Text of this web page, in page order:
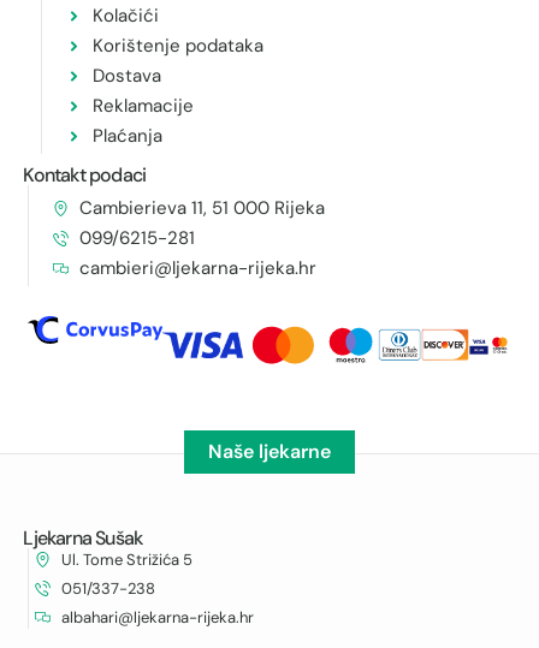
Kolačići
Korištenje podataka
Dostava
Reklamacije
Plaćanja
Kontakt podaci
Cambierieva 11, 51 000 Rijeka
099/6215-281
cambieri@ljekarna-rijeka.hr
Naše ljekarne
Ljekarna Sušak
Ul. Tome Strižića 5
051/337-238
albahari@ljekarna-rijeka.hr